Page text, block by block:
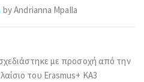
byAndrianna Mpalla
με προσοχή από την
του Erasmus+ KA3